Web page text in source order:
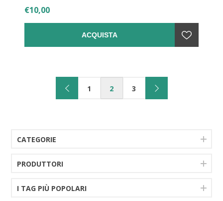
€10,00
ACQUISTA
1 2 3
CATEGORIE
PRODUTTORI
I TAG PIÙ POPOLARI